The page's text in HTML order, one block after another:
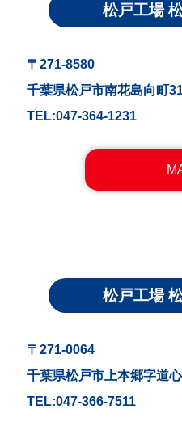
松戸工場
〒271-8580
千葉県松戸市南花島向町
TEL:047-364-1231
松戸工場
〒271-0064
千葉県松戸市上本郷字道
TEL:047-366-7511